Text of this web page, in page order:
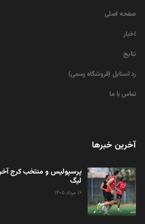
صفحه اصلی
اخبار
نتایج
رد استایل (فروشگاه رسمی)
تماس با ما
آخرین خبرها
پرسپولیس و منتخب کرج
لیگ
۱۶ مرداد ۱۴۰۵